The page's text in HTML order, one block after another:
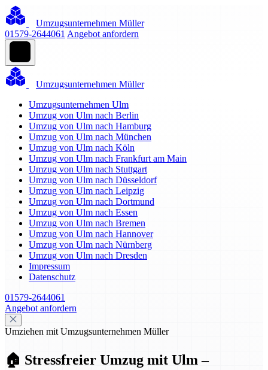
Umzugsunternehmen Müller
01579-2644061 Angebot anfordern
Umzugsunternehmen Müller
Umzugsunternehmen Ulm
Umzug von Ulm nach Berlin
Umzug von Ulm nach Hamburg
Umzug von Ulm nach München
Umzug von Ulm nach Köln
Umzug von Ulm nach Frankfurt am Main
Umzug von Ulm nach Stuttgart
Umzug von Ulm nach Düsseldorf
Umzug von Ulm nach Leipzig
Umzug von Ulm nach Dortmund
Umzug von Ulm nach Essen
Umzug von Ulm nach Bremen
Umzug von Ulm nach Hannover
Umzug von Ulm nach Nürnberg
Umzug von Ulm nach Dresden
Impressum
Datenschutz
01579-2644061
Angebot anfordern
Umziehen mit Umzugsunternehmen Müller
🏠 Stressfreier Umzug mit Ulm –